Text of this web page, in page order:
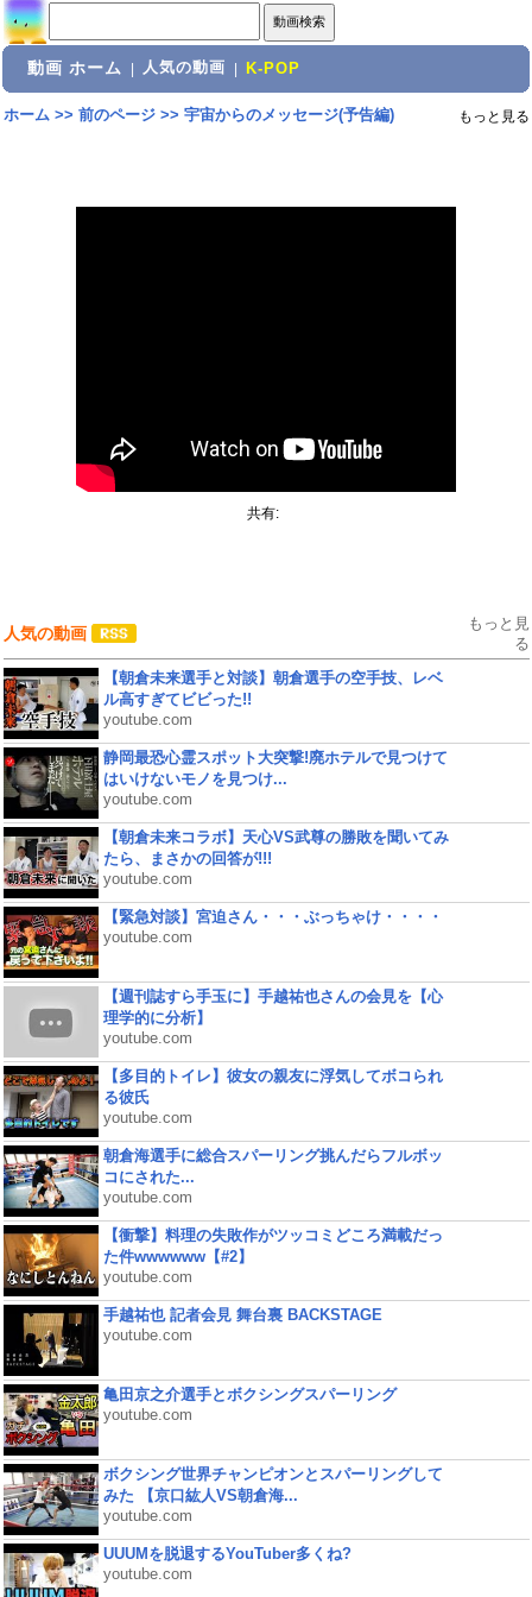
動画 ホーム 人気の動画 K-POP
ホーム>> 前のページ>> 宇宙からのメッセージ(予告編) もっと見る
共有:
人気の動画
もっと見
る
【朝倉未来選手と対談】朝倉選手の空手技、レベ
ル高すぎてビビった!!
youtube.com
静岡最恐心霊スポット大突撃!廃ホテルで見つけて
はいけないモノを見つけ...
youtube.com
【朝倉未来コラボ】天心VS武尊の勝敗を聞いてみ
たら、まさかの回答が!!!
youtube.com
【緊急対談】宮迫さん・・・ぶっちゃけ・・・・
youtube.com
【週刊誌すら手玉に】手越祐也さんの会見を【心
理学的に分析】
youtube.com
【多目的トイレ】彼女の親友に浮気してボコられ
る彼氏
youtube.com
朝倉海選手に総合スパーリング挑んだらフルボッ
コにされた...
youtube.com
【衝撃】料理の失敗作がツッコミどころ満載だっ
た件wwwwww【#2】
youtube.com
手越祐也 記者会見 舞台裏 BACKSTAGE
youtube.com
亀田京之介選手とボクシングスパーリング
youtube.com
ボクシング世界チャンピオンとスパーリングして
みた 【京口紘人VS朝倉海...
youtube.com
UUUMを脱退するYouTuber多くね?
youtube.com